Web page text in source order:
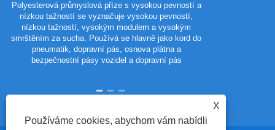
Polyesterová průmyslová příze s vysokou pevností a
nízkou tažností se vyznačuje vysokou pevností,
nízkou tažností, vysokým modulem a vysokým
smrštěním za sucha. Používá se hlavně jako kord do
pneumatik, dopravní pás, osnova plátna a
bezpečnostní pásy vozidel a dopravní pás
X
Používáme cookies, abychom vám nabídli